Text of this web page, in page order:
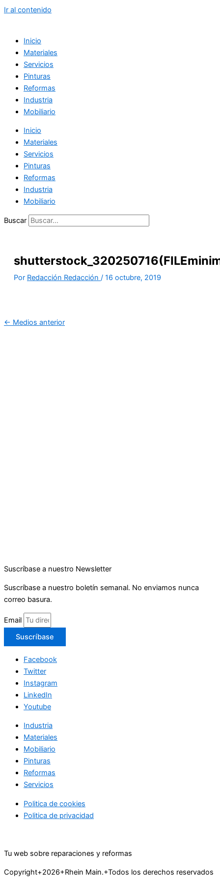
Ir al contenido
Inicio
Materiales
Servicios
Pinturas
Reformas
Industria
Mobiliario
Inicio
Materiales
Servicios
Pinturas
Reformas
Industria
Mobiliario
Buscar
Por Redacción Redacción / 16 octubre, 2019
← Medios anterior
Suscríbase a nuestro Newsletter
Suscríbase a nuestro boletín semanal. No enviamos nunca
correo basura.
Email
Suscríbase
Facebook
Twitter
Instagram
LinkedIn
Youtube
Industria
Materiales
Mobiliario
Pinturas
Reformas
Servicios
Politica de cookies
Politica de privacidad
Tu web sobre reparaciones y reformas
Copyright+2026+Rhein Main.+Todos los derechos reservados